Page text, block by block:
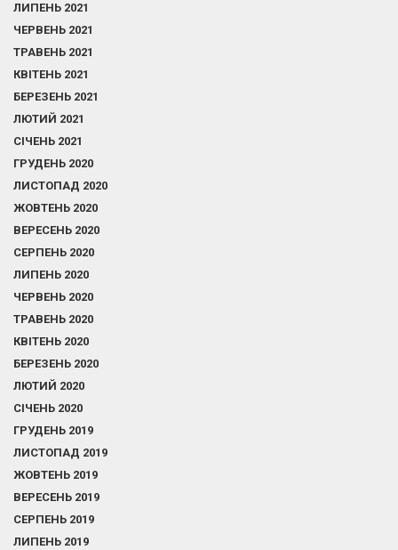
ЛИПЕНЬ 2021
ЧЕРВЕНЬ 2021
ТРАВЕНЬ 2021
КВІТЕНЬ 2021
БЕРЕЗЕНЬ 2021
ЛЮТИЙ 2021
СІЧЕНЬ 2021
ГРУДЕНЬ 2020
ЛИСТОПАД 2020
ЖОВТЕНЬ 2020
ВЕРЕСЕНЬ 2020
СЕРПЕНЬ 2020
ЛИПЕНЬ 2020
ЧЕРВЕНЬ 2020
ТРАВЕНЬ 2020
КВІТЕНЬ 2020
БЕРЕЗЕНЬ 2020
ЛЮТИЙ 2020
СІЧЕНЬ 2020
ГРУДЕНЬ 2019
ЛИСТОПАД 2019
ЖОВТЕНЬ 2019
ВЕРЕСЕНЬ 2019
СЕРПЕНЬ 2019
ЛИПЕНЬ 2019